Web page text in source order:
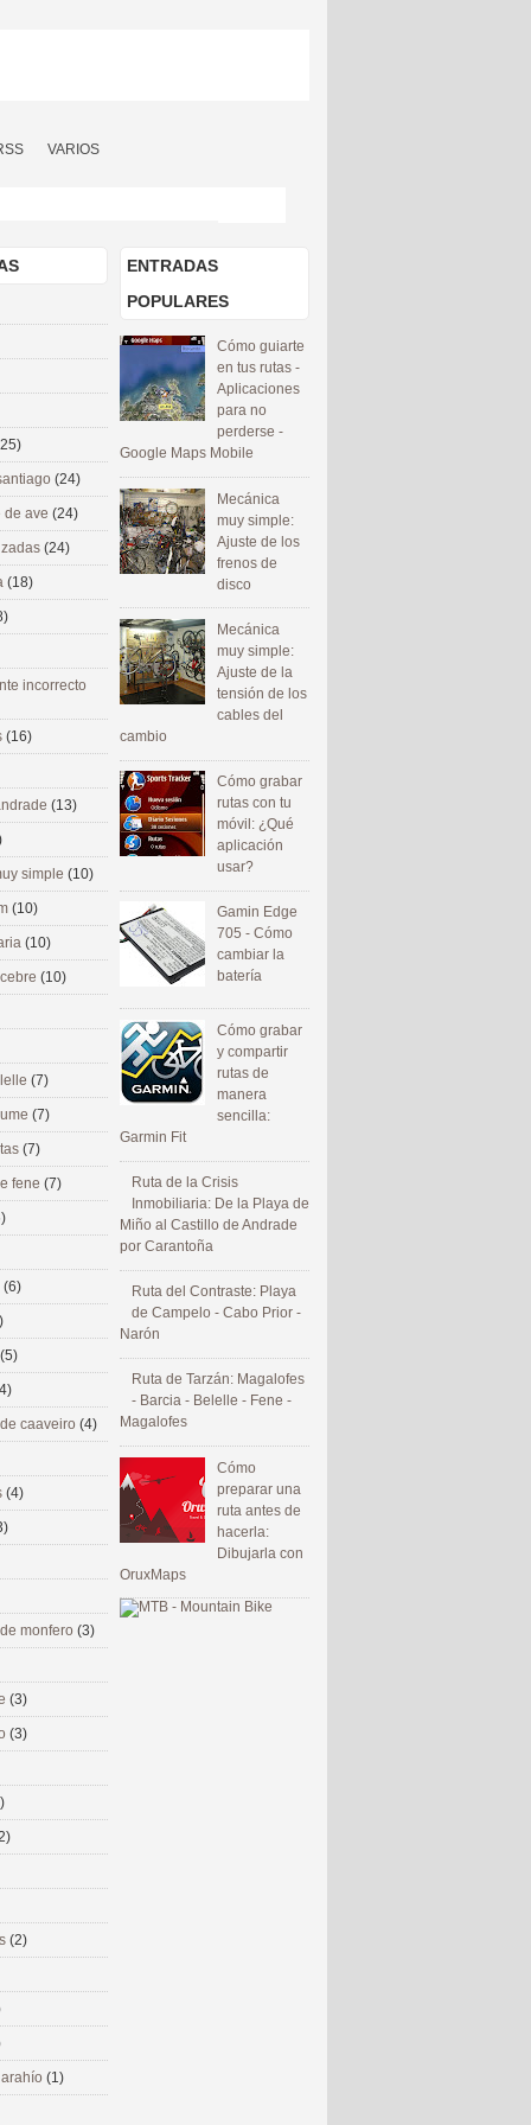
VARIOS
ENTRADAS
POPULARES
Cómo guiarte
en tus rutas -
Aplicaciones
para no
perderse -
Google Maps Mobile
Mecánica
muy simple:
Ajuste de los
frenos de
disco
Mecánica
muy simple:
Ajuste de la
tensión de los
cables del
cambio
Cómo grabar
rutas con tu
móvil: ¿Qué
aplicación
usar?
Gamin Edge
705 - Cómo
cambiar la
batería
Cómo grabar
y compartir
rutas de
manera
sencilla:
Garmin Fit
Ruta de la Crisis
Inmobiliaria: De la Playa de
Miño al Castillo de Andrade
por Carantoña
Ruta del Contraste: Playa
de Campelo - Cabo Prior -
Narón
Ruta de Tarzán: Magalofes
- Barcia - Belelle - Fene -
Magalofes
Cómo
preparar una
ruta antes de
hacerla:
Dibujarla con
OruxMaps
(24)
de ave (24)
(24)
(18)
incorrecto
(16)
(13)
simple (10)
(10)
(10)
(10)
(7)
(7)
(7)
fene (7)
(6)
(5)
caaveiro (4)
(4)
monfero (3)
(3)
(3)
(2)
(1)